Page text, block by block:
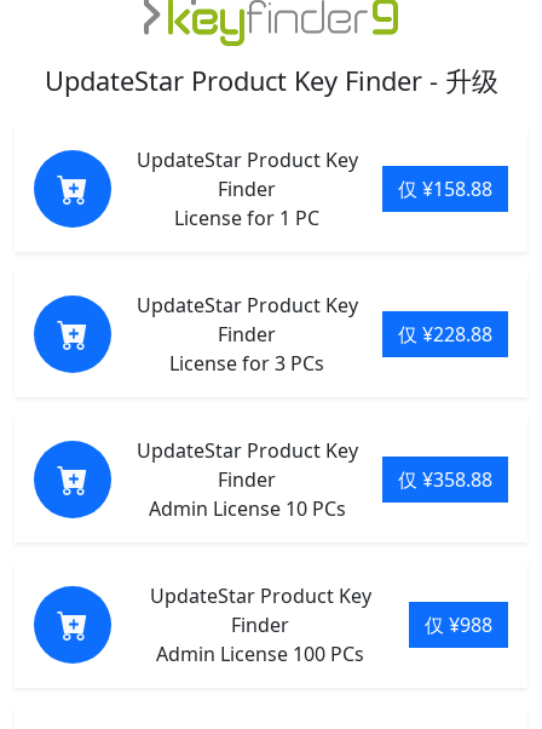
UpdateStar Product Key Finder - 升级
UpdateStar Product Key
Finder
License for 1 PC
仅 ¥158.88
UpdateStar Product Key
Finder
License for 3 PCs
仅 ¥228.88
UpdateStar Product Key
Finder
Admin License 10 PCs
仅 ¥358.88
UpdateStar Product Key
Finder
Admin License 100 PCs
仅 ¥988